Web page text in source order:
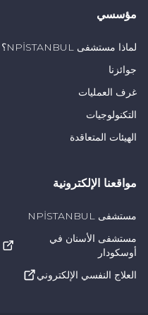
ذلك، لن يتم عرض
التطورات إيجابية، إلا أنها
المستخدمين على قنوات
ذكرت الأستاذة الدكتورة
للرقابة، وتحمّلهم
المال، ومتابعتهم من قبل
حبلى بالمشاكل من حيث
مؤسسي
لماذا مستشفى NPİSTANBUL؟
جوائزنا
غرف العمليات
التكنولوجيات
الهيئات المتعاقدة
مواقعنا الإلكترونية
مستشفى NPİSTANBUL
مستشفى الأسنان في
أوسكودار
العلاج النفسي الإلكتروني